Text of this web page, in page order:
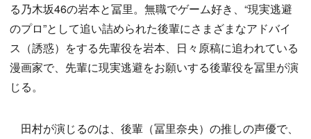
る乃木坂46の岩本と冨里。無職でゲーム好き、“現実逃避
のプロ”として追い詰められた後輩にさまざまなアドバイ
ス（誘惑）をする先輩役を岩本、日々原稿に追われている
漫画家で、先輩に現実逃避をお願いする後輩役を冨里が演
じる。
田村が演じるのは、後輩（冨里奈央）の推しの声優で、